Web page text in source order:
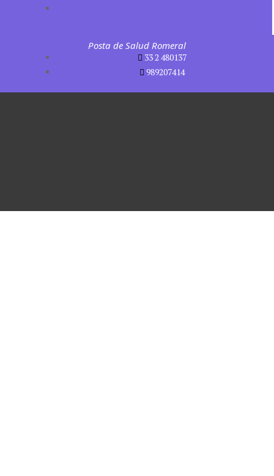
Posta de Salud Romeral
33 2 480137
989207414